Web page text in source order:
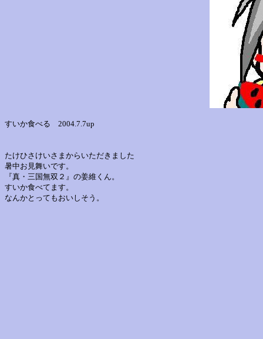
すいか食べる 2004.7.7up
たけひさけいさまからいただきました
暑中お見舞いです。
『真・三国無双２』の姜維くん。
すいか食べてます。
なんかとってもおいしそう。